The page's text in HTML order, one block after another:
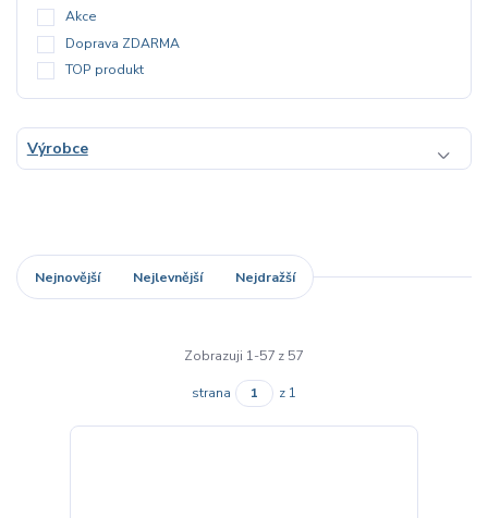
Akce
Doprava ZDARMA
TOP produkt
Výrobce
Nejnovější Nejlevnější Nejdražší
Zobrazuji 1-57 z 57
strana z 1